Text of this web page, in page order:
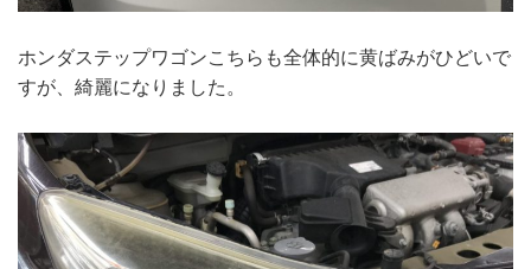
ホンダステップワゴンこちらも全体的に黄ばみがひどいで
すが、綺麗になりました。